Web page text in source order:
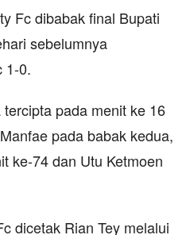
Fc dibabak final Bupati
sebelumnya
1-0.
pada menit ke 16
pada babak kedua,
ke-74 dan Utu Ketmoen
dicetak Rian Tey melalui